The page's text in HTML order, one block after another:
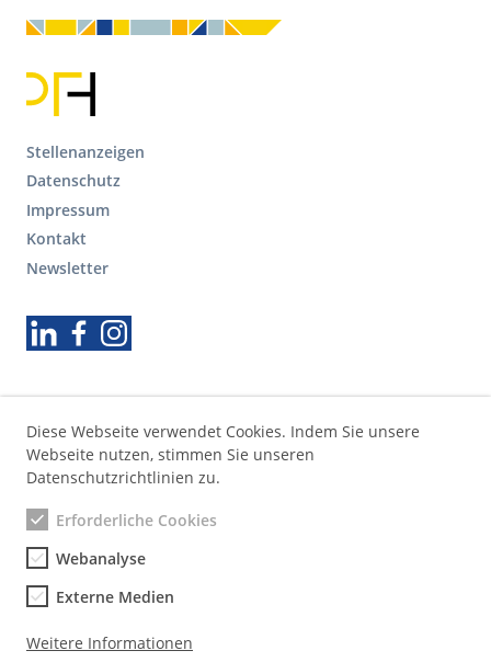
Diese Webseite verwendet Cookies. Indem Sie unsere
Webseite nutzen, stimmen Sie unseren
Datenschutzrichtlinien zu.
Erforderliche Cookies
Webanalyse
Externe Medien
Weitere Informationen
F
o
o
t
e
r
e
k
ä
r
e
a
v
i
g
a
t
Stellenanzeigen
Datenschutz
Impressum
Kontakt
Newsletter
Folgen Sie uns